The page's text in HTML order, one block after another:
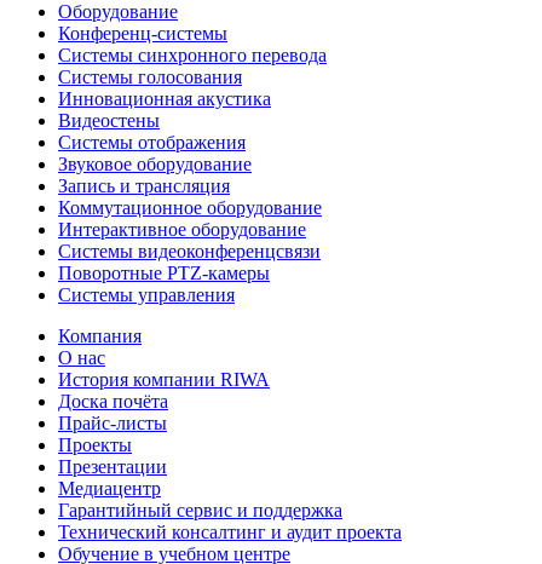
Оборудование
Конференц-системы
Системы синхронного перевода
Системы голосования
Инновационная акустика
Видеостены
Системы отображения
Звуковое оборудование
Запись и трансляция
Коммутационное оборудование
Интерактивное оборудование
Системы видеоконференцсвязи
Поворотные PTZ-камеры
Системы управления
Компания
О нас
История компании RIWA
Доска почёта
Прайс-листы
Проекты
Презентации
Медиацентр
Гарантийный сервис и поддержка
Технический консалтинг и аудит проекта
Обучение в учебном центре